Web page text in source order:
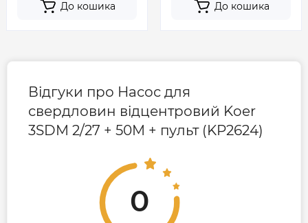
До кошика До кошика
Відгуки про Насос для
свердловин відцентровий Koer
3SDM 2/27 + 50M + пульт (KP2624)
0